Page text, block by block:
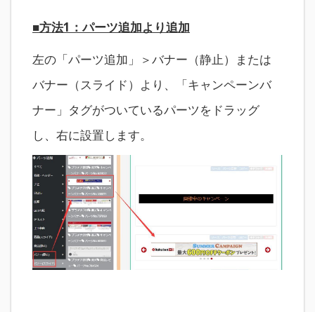
■方法1：パーツ追加より追加
左の「パーツ追加」＞バナー（静止）または
バナー（スライド）より、「キャンペーンバ
ナー」タグがついているパーツをドラッグ
し、右に設置します。